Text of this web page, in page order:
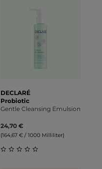
DECLARÉ
Probiotic
Gentle Cleansing Emulsion
24,70 €
(164,67 € / 1000 Milliliter)